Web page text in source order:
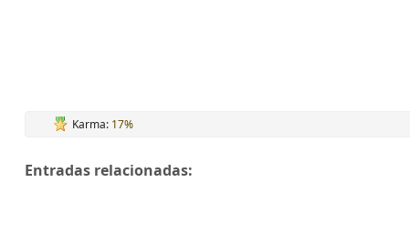
Karma: 17%
Entradas relacionadas: